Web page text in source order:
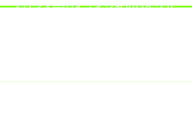
スロン大会のオフィシャルバイクサ